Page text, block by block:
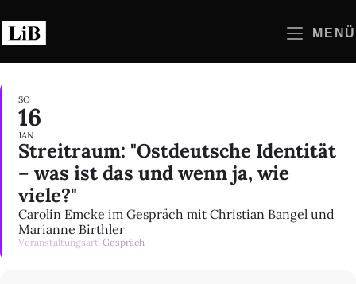
Inhalt
springen
MENÜ
SO
16
JAN
Streitraum: "Ostdeutsche Identität
– was ist das und wenn ja, wie
viele?"
Carolin Emcke im Gespräch mit Christian Bangel und
Marianne Birthler
Veranstaltungsart Gespräch